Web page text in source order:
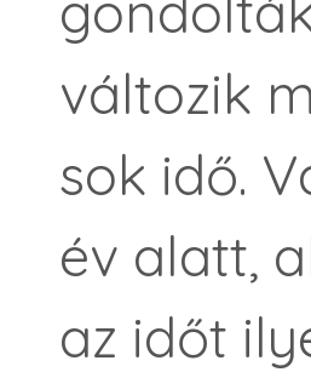
változik
sok idő.
év alatt,
az időt